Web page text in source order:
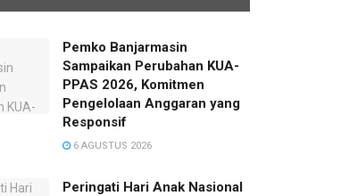
Pemko Banjarmasin
Sampaikan Perubahan KUA-
PPAS 2026, Komitmen
Pengelolaan Anggaran yang
Responsif
6 AGUSTUS 2026
Peringati Hari Anak Nasional